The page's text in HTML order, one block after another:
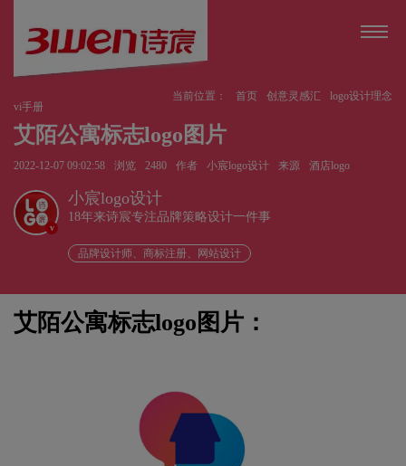
当前位置： 首页 创意灵感汇
logo设计理念
vi手册
艾陌公寓标志logo图片
2022-12-07 09:02:58 浏览 2480 作者 小宸logo设计 来源 酒店logo
v
小宸logo设计
18年来诗宸专注品牌策略设计一件事
品牌设计师、商标注册、网站设计
艾陌公寓标志logo图片：